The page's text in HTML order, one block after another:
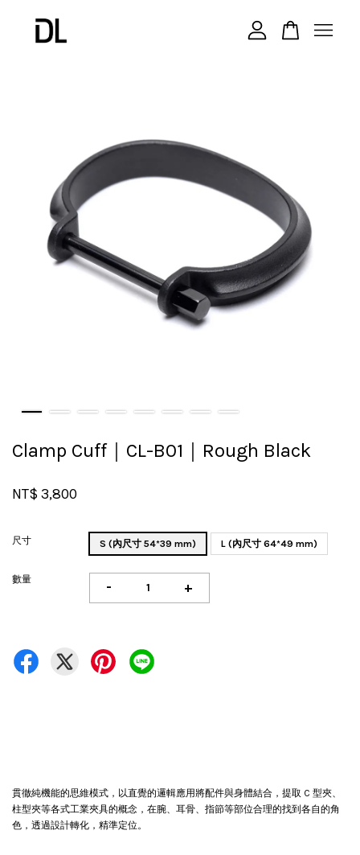
Clamp Cuff｜CL-B01｜Rough Black
NT$ 3,800
尺寸 S (內尺寸 54*39 mm) L (內尺寸 64*49 mm)
數量
- +
貫徹純機能的思維模式，以直覺的邏輯應用將配件與身體結合，提取 C 型夾、
柱型夾等各式工業夾具的概念，在腕、耳骨、指節等部位合理的找到各自的角
色，透過設計轉化，精準定位。